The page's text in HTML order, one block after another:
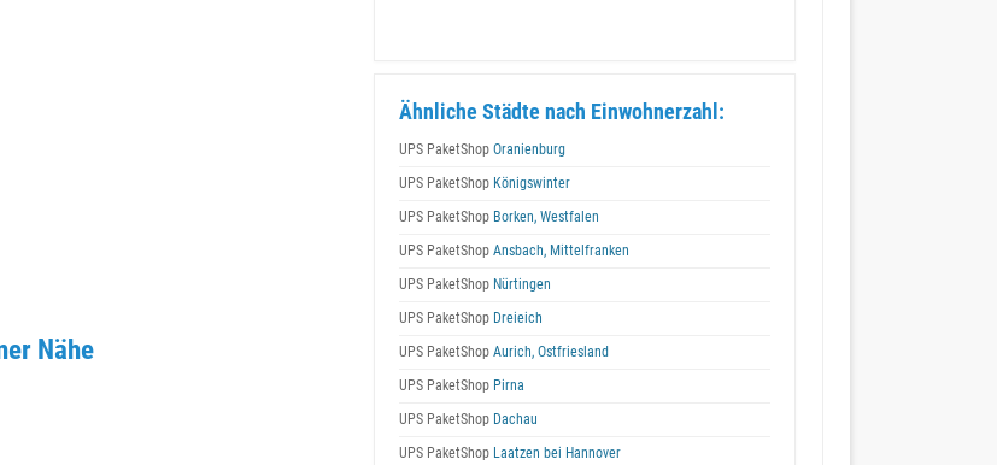
Nähe
Ähnliche Städte nach Einwohnerzahl:
UPS PaketShop Oranienburg
UPS PaketShop Königswinter
UPS PaketShop Borken, Westfalen
UPS PaketShop Ansbach, Mittelfranken
UPS PaketShop Nürtingen
UPS PaketShop Dreieich
UPS PaketShop Aurich, Ostfriesland
UPS PaketShop Pirna
UPS PaketShop Dachau
UPS PaketShop Laatzen bei Hannover